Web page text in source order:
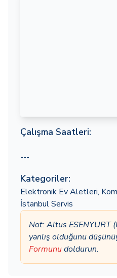
Çalışma Saatleri:
---
Kategoriler:
Elektronik Ev Aletleri,
İstanbul Servis
Not: Altus ESENYURT
yanlış olduğunu
Formunudoldurun.